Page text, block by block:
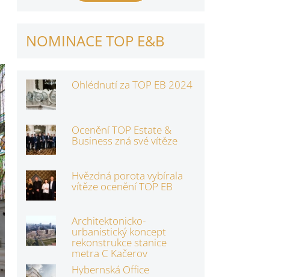
NOMINACE TOP E&B
Ohlédnutí za TOP EB 2024
Ocenění TOP Estate &
Business zná své vítěze
Hvězdná porota vybírala
vítěze ocenění TOP EB
Architektonicko-
urbanistický koncept
rekonstrukce stanice
metra C Kačerov
Hybernská Office